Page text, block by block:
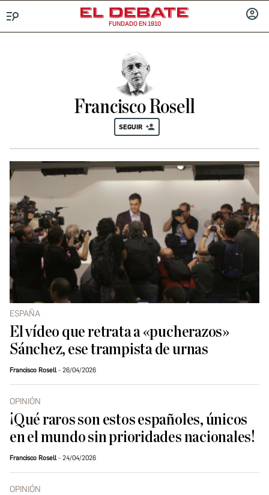
FUNDADO EN 1910
Francisco Rosell
SEGUIR
ESPAÑA
El vídeo que retrata a «pucherazos»
Sánchez, ese trampista de urnas
Francisco Rosell 26/04/2026
OPINIÓN
¡Qué raros son estos españoles, únicos
en el mundo sin prioridades nacionales!
Francisco Rosell 24/04/2026
OPINIÓN